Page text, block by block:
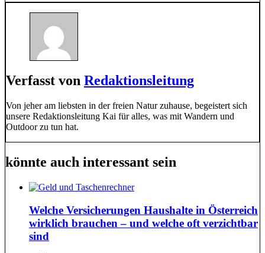
Verfasst von Redaktionsleitung
Von jeher am liebsten in der freien Natur zuhause, begeistert sich
unsere Redaktionsleitung Kai für alles, was mit Wandern und
Outdoor zu tun hat.
könnte auch interessant sein
Welche Versicherungen Haushalte in Österreich
wirklich brauchen – und welche oft verzichtbar
sind